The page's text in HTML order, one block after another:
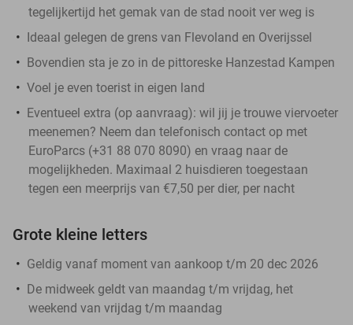
tegelijkertijd het gemak van de stad nooit ver weg is
Ideaal gelegen de grens van Flevoland en Overijssel
Bovendien sta je zo in de pittoreske Hanzestad Kampen
Voel je even toerist in eigen land
Eventueel extra (op aanvraag): wil jij je trouwe viervoeter
meenemen? Neem dan telefonisch contact op met
EuroParcs (+31 88 070 8090) en vraag naar de
mogelijkheden. Maximaal 2 huisdieren toegestaan
tegen een meerprijs van €7,50 per dier, per nacht
Grote kleine letters
Geldig vanaf moment van aankoop t/m 20 dec 2026
De midweek geldt van maandag t/m vrijdag, het
weekend van vrijdag t/m maandag